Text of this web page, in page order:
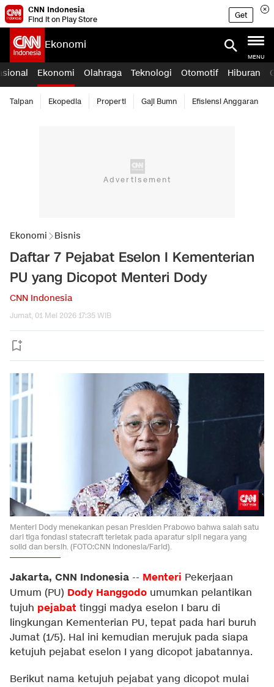
CNN Indonesia
Find it on Play Store
Get
Ekonomi
MENU
Ekonomi Olahraga Teknologi Otomotif Hiburan
Taipan Ekopedia Properti Gaji Bumn Efisiensi Anggaran
Ekonomi Bisnis
Daftar 7 Pejabat Eselon I Kementerian
PU yang Dicopot Menteri Dody
CNN Indonesia
Jumat, 01 Mei 2026 17:35 WIB
Menteri Dody menekankan pesan Presiden Prabowo bahwa salah satu
dari tiga fondasi statecraft terletak pada aparatur sipil negara yang
solid dan bersih. (FOTO:CNN Indonesia/Farid).
Jakarta, CNN Indonesia -- Menteri Pekerjaan
Umum (PU) Dody Hanggodo umumkan pelantikan
tujuh pejabat tinggi madya eselon I baru di
lingkungan Kementerian PU, tepat pada hari buruh
Jumat (1/5). Hal ini kemudian merujuk pada siapa
ketujuh pejabat eselon I yang dicopot jabatannya.
Berikut nama ketujuh pejabat yang dicopot mulai